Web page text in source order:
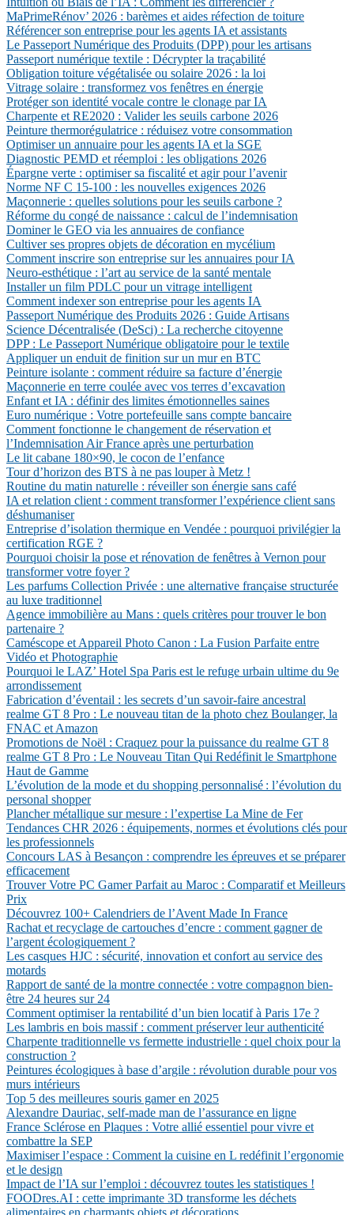
MaPrimeRénov’ 2026 : barèmes et aides réfection de toiture
Référencer son entreprise pour les agents IA et assistants
Le Passeport Numérique des Produits (DPP) pour les artisans
Passeport numérique textile : Décrypter la traçabilité
Obligation toiture végétalisée ou solaire 2026 : la loi
Vitrage solaire : transformez vos fenêtres en énergie
Protéger son identité vocale contre le clonage par IA
Charpente et RE2020 : Valider les seuils carbone 2026
Peinture thermorégulatrice : réduisez votre consommation
Optimiser un annuaire pour les agents IA et la SGE
Diagnostic PEMD et réemploi : les obligations 2026
Épargne verte : optimiser sa fiscalité et agir pour l’avenir
Norme NF C 15-100 : les nouvelles exigences 2026
Maçonnerie : quelles solutions pour les seuils carbone ?
Réforme du congé de naissance : calcul de l’indemnisation
Dominer le GEO via les annuaires de confiance
Cultiver ses propres objets de décoration en mycélium
Comment inscrire son entreprise sur les annuaires pour IA
Neuro-esthétique : l’art au service de la santé mentale
Installer un film PDLC pour un vitrage intelligent
Comment indexer son entreprise pour les agents IA
Passeport Numérique des Produits 2026 : Guide Artisans
Science Décentralisée (DeSci) : La recherche citoyenne
DPP : Le Passeport Numérique obligatoire pour le textile
Appliquer un enduit de finition sur un mur en BTC
Peinture isolante : comment réduire sa facture d’énergie
Maçonnerie en terre coulée avec vos terres d’excavation
Enfant et IA : définir des limites émotionnelles saines
Euro numérique : Votre portefeuille sans compte bancaire
Comment fonctionne le changement de réservation et
l’Indemnisation Air France après une perturbation
Le lit cabane 180×90, le cocon de l’enfance
Tour d’horizon des BTS à ne pas louper à Metz !
Routine du matin naturelle : réveiller son énergie sans café
IA et relation client : comment transformer l’expérience client sans
déshumaniser
Entreprise d’isolation thermique en Vendée : pourquoi privilégier la
certification RGE ?
Pourquoi choisir la pose et rénovation de fenêtres à Vernon pour
transformer votre foyer ?
Les parfums Collection Privée : une alternative française structurée
au luxe traditionnel
Agence immobilière au Mans : quels critères pour trouver le bon
partenaire ?
Caméscope et Appareil Photo Canon : La Fusion Parfaite entre
Vidéo et Photographie
Pourquoi le LAZ’ Hotel Spa Paris est le refuge urbain ultime du 9e
arrondissement
Fabrication d’éventail : les secrets d’un savoir-faire ancestral
realme GT 8 Pro : Le nouveau titan de la photo chez Boulanger, la
FNAC et Amazon
Promotions de Noël : Craquez pour la puissance du realme GT 8
realme GT 8 Pro : Le Nouveau Titan Qui Redéfinit le Smartphone
Haut de Gamme
L’évolution de la mode et du shopping personnalisé : l’évolution du
personal shopper
Plancher métallique sur mesure : l’expertise La Mine de Fer
Tendances CHR 2026 : équipements, normes et évolutions clés pour
les professionnels
Concours LAS à Besançon : comprendre les épreuves et se préparer
efficacement
Trouver Votre PC Gamer Parfait au Maroc : Comparatif et Meilleurs
Prix
Découvrez 100+ Calendriers de l’Avent Made In France
Rachat et recyclage de cartouches d’encre : comment gagner de
l’argent écologiquement ?
Les casques HJC : sécurité, innovation et confort au service des
motards
Rapport de santé de la montre connectée : votre compagnon bien-
être 24 heures sur 24
Comment optimiser la rentabilité d’un bien locatif à Paris 17e ?
Les lambris en bois massif : comment préserver leur authenticité
Charpente traditionnelle vs fermette industrielle : quel choix pour la
construction ?
Peintures écologiques à base d’argile : révolution durable pour vos
murs intérieurs
Top 5 des meilleures souris gamer en 2025
Alexandre Dauriac, self-made man de l’assurance en ligne
France Sclérose en Plaques : Votre allié essentiel pour vivre et
combattre la SEP
Maximiser l’espace : Comment la cuisine en L redéfinit l’ergonomie
et le design
Impact de l’IA sur l’emploi : découvrez toutes les statistiques !
FOODres.AI : cette imprimante 3D transforme les déchets
alimentaires en charmants objets et décorations